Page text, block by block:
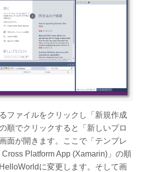
ファイルをクリックし「新規作成
順でクリックすると「新しいプロ
面が開きます。ここで「テンプレ
Platform App (Xamarin)」の順
に変更します。そして画